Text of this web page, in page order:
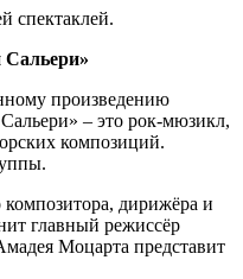
спектаклей.
произведению
– это рок-мюзикл,
композиций.
композитора, дирижёра и
главный режиссёр
Моцарта представит